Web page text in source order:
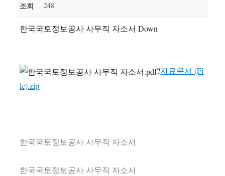
조회 248
한국국토정보공사 사무직 자소서 Down
?자료문서 (Fi
le).zip
한국국토정보공사 사무직 자소서
한국국토정보공사 사무직 자소서